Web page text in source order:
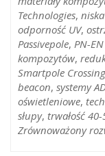
Technologies,
odporność UV,
Passivepole, PN-
kompozytów,
Smartpole Crossing
beacon, systemy
oświetleniowe,
słupy, trwałość
Zrównoważony